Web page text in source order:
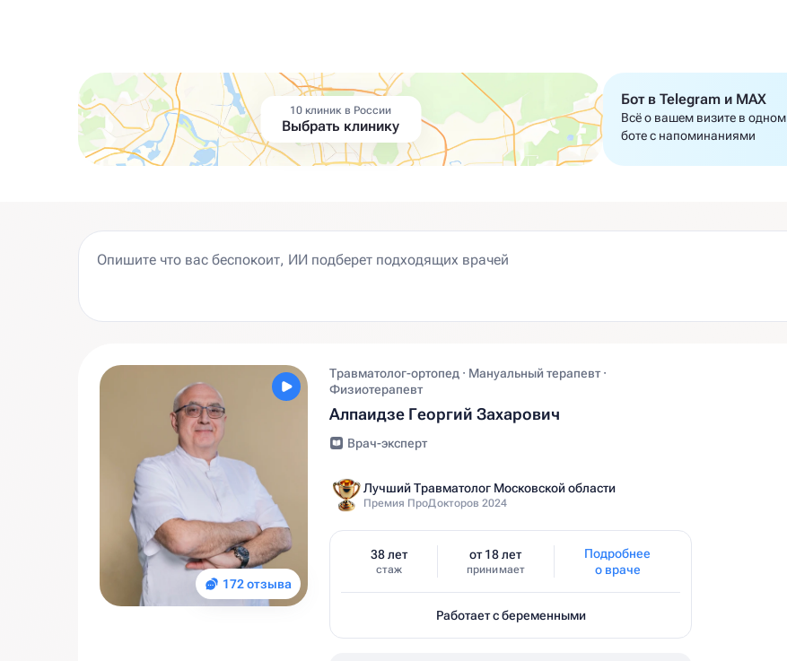
10 клиник в России
Выбрать клинику
Бот в Telegram и MAX
Всё о вашем визите в одном
боте с напоминаниями
172 отзыва
Травматолог-ортопед · Мануальный терапевт ·
Физиотерапевт
Алпаидзе Георгий Захарович
Врач-эксперт
Лучший Травматолог Московской области
Премия ПроДокторов 2024
38 лет
стаж
от 18 лет
принимает
Подробнее
о враче
Работает с беременными